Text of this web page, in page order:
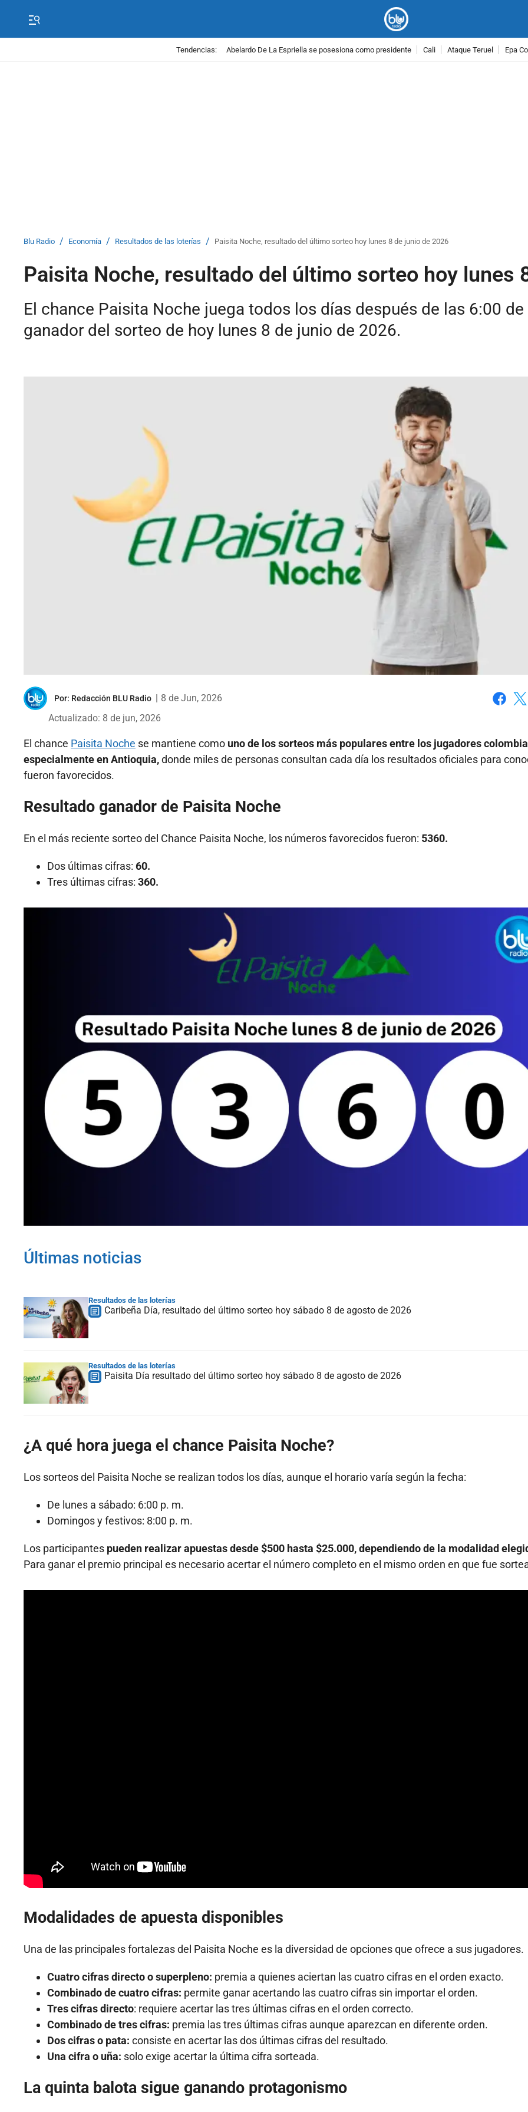
Tendencias: Abelardo De La Espriella se posesiona como presidente Cali Ataque Teruel Epa
Blu Radio / Economía / Resultados de las loterías / Paisita Noche, resultado del último sorteo hoy lunes 8 de junio de 2026
Paisita Noche, resultado del último sorteo hoy lunes
El chance Paisita Noche juega todos los días después de las 6:00
ganador del sorteo de hoy lunes 8 de junio de 2026.
Por: Redacción BLU Radio
8 de Jun, 2026
Actualizado: 8 de jun, 2026
El chance Paisita Noche se mantiene como uno de los sorteos más populares entre los jugadores
especialmente en Antioquia,donde miles de personas consultan cada día los resultados oficiales para
fueron favorecidos.
Resultado ganador de Paisita Noche
En el más reciente sorteo del Chance Paisita Noche, los números favorecidos fueron: 5360.
Dos últimas cifras: 60.
Tres últimas cifras: 360.
Últimas noticias
Resultados de las loterías
Caribeña Día, resultado del último sorteo hoy sábado 8 de agosto de 2026
Resultados de las loterías
Paisita Día resultado del último sorteo hoy sábado 8 de agosto de 2026
¿A qué hora juega el chance Paisita Noche?
Los sorteos del Paisita Noche se realizan todos los días, aunque el horario varía según la fecha:
De lunes a sábado: 6:00 p. m.
Domingos y festivos: 8:00 p. m.
Los participantes pueden realizar apuestas desde $500 hasta $25.000, dependiendo de la modalidad
Para ganar el premio principal es necesario acertar el número completo en el mismo orden en que fue
Modalidades de apuesta disponibles
Una de las principales fortalezas del Paisita Noche es la diversidad de opciones que ofrece a sus jugadores.
Cuatro cifras directo o superpleno: premia a quienes aciertan las cuatro cifras en el orden exacto.
Combinado de cuatro cifras: permite ganar acertando las cuatro cifras sin importar el orden.
Tres cifras directo: requiere acertar las tres últimas cifras en el orden correcto.
Combinado de tres cifras: premia las tres últimas cifras aunque aparezcan en diferente orden.
Dos cifras o pata: consiste en acertar las dos últimas cifras del resultado.
Una cifra o uña: solo exige acertar la última cifra sorteada.
La quinta balota sigue ganando protagonismo